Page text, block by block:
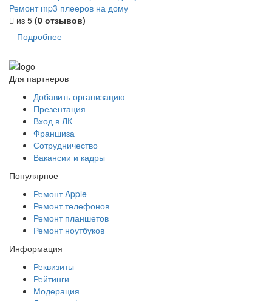
Ремонт mp3 плееров на дому
из 5 (0 отзывов)
Подробнее
Для партнеров
Добавить организацию
Презентация
Вход в ЛК
Франшиза
Сотрудничество
Вакансии и кадры
Популярное
Ремонт Apple
Ремонт телефонов
Ремонт планшетов
Ремонт ноутбуков
Информация
Реквизиты
Рейтинги
Модерация